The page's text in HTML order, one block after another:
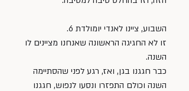
השבוע, ציינו לאנדי יומולדת 6.
זו לא החגיגה הראשונה שאנחנו מציינים לו
השנה.
כבר חגגנו בגן, ואז, רגע לפני שהסתיימה
השנה וכולם התפזרו ונסעו לנפוש, חגגנו